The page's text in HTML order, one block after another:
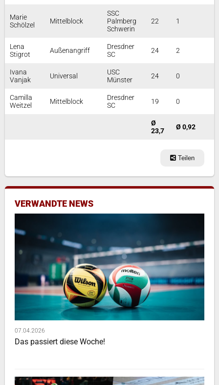
Marie
Schölzel
Mittelblock
SSC
Palmberg
Schwerin
22 1
Lena
Stigrot
Außenangriff
Dresdner
SC
24 2
Ivana
Vanjak
Universal
USC
Münster
24 0
Camilla
Weitzel
Mittelblock
Dresdner
SC
19 0
Ø
23,7
Ø 0,92
Teilen
VERWANDTE NEWS
07.04.2026
Das passiert diese Woche!